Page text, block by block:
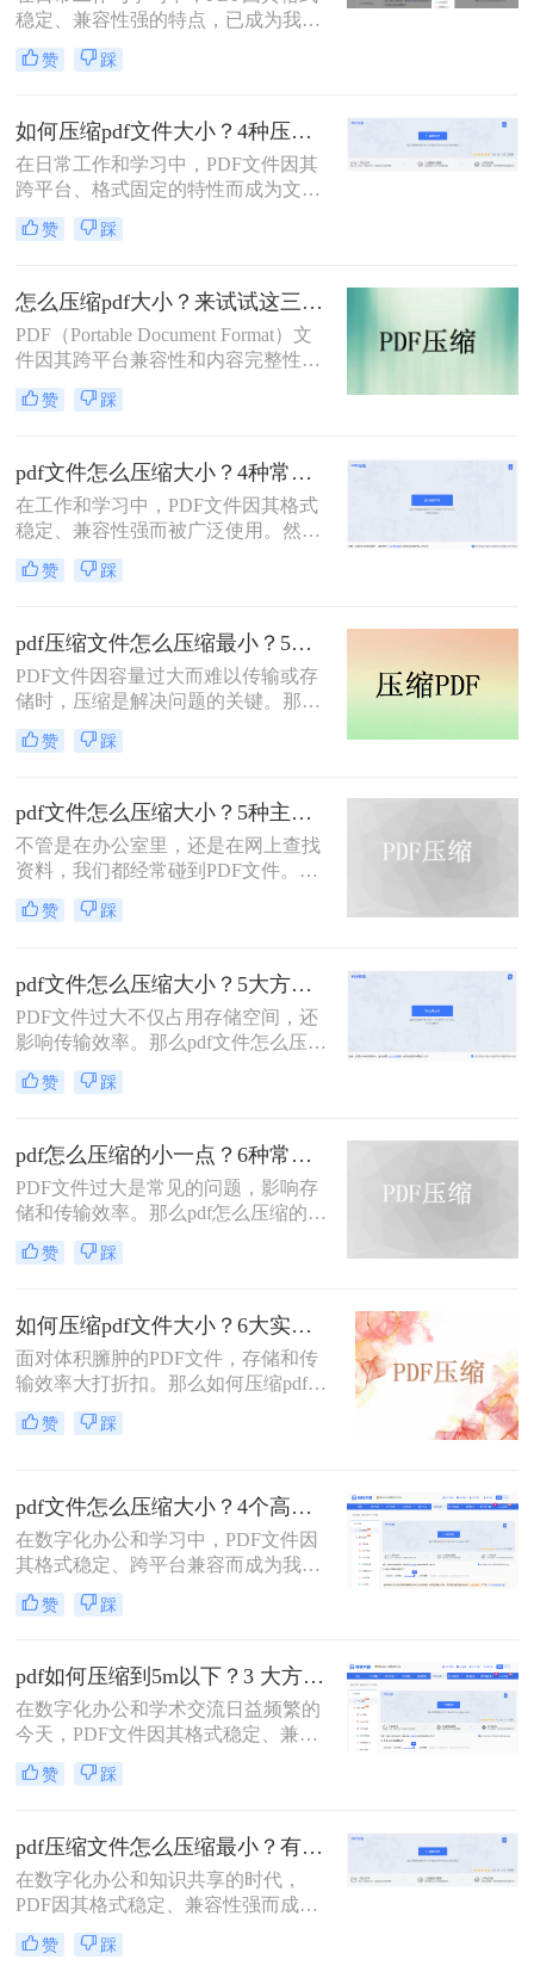
点，成为一项必备技能。
稳定、兼容性强的特点，已成为我们
分享文档、报告和论文的首选格式。
然而，过大的PDF文件常常会带来诸
度、占用大量存储空间，甚至可能超
出某些平台的上传限制。因此，掌握
怎么压缩pdf文件大小的技能显得至关
重要。
赞 踩
如何压缩pdf文件大小？4种压缩方法详解！
在日常工作和学习中，PDF文件因其
跨平台、格式固定的特性而成为文档
交换的首选格式。然而，过大的PDF
文件常常带来诸多不便，无论是通过
存储在有限的设备空间中，都会遇到
限制。因此，掌握如何压缩pdf文件大
小的技能显得至关重要。
赞 踩
怎么压缩pdf大小？来试试这三种压缩方式！
PDF（Portable Document Format）文
件因其跨平台兼容性和内容完整性而
广泛应用于各种场合。然而，随着
PDF文件中包含的图片、图表、字体
大，给存储和传输带来了不便。那么
怎么压缩pdf大小呢？为了解决这个问
题，本文将介绍三种压缩PDF大小的
方法。
赞 踩
pdf文件怎么压缩大小？4种常用压缩方法详解！
在工作和学习中，PDF文件因其格式
稳定、兼容性强而被广泛使用。然
而，PDF文件体积过大常会导致存储
空间不足、传输速度慢等问题。那么
4种常用的PDF压缩方法，帮助您快速
减小文件大小。
赞 踩
pdf压缩文件怎么压缩最小？5个常用方法全解析！
PDF文件因容量过大而难以传输或存
储时，压缩是解决问题的关键。那么
pdf压缩文件怎么压缩最小呢？本文将
介绍几种高效压缩PDF的方法，帮助
赞 踩
pdf文件怎么压缩大小？5种主流压缩方法分享！
不管是在办公室里，还是在网上查找
资料，我们都经常碰到PDF文件。在
工作中，发送邮件需要PDF文件格
式，但太大的PDF文件也是一个棘手
被限制为5M，否则就发送不了。若能
pdf文件怎么压缩大小，那就可轻松上
传。在今天，我们将分享两种简单的
pdf文件压缩方式。
赞 踩
pdf文件怎么压缩大小？5大方法深度解析与实操指南！
PDF文件过大不仅占用存储空间，还
影响传输效率。那么pdf文件怎么压缩
大小呢？本文将系统介绍5种主流压
缩方法，助你精准平衡文件体积与质
赞 踩
pdf怎么压缩的小一点？6种常用方案详解！
PDF文件过大是常见的问题，影响存
储和传输效率。那么pdf怎么压缩的小
一点呢？本文将详解6种主流压缩方
案，助你快速解决文件体积过大的困
赞 踩
如何压缩pdf文件大小？6大实用压缩方案深度解析！
面对体积臃肿的PDF文件，存储和传
输效率大打折扣。那么如何压缩pdf文
件大小呢？本文为您梳理6种主流压
缩方案，从原理到实操，助您轻松掌
赞 踩
pdf文件怎么压缩大小？4个高效传输与存储方法详解！
在数字化办公和学习中，PDF文件因
其格式稳定、跨平台兼容而成为我们
日常交流的首选格式。然而，过大的
PDF文件——无论是包含大量高分辨
书，还是设计精美的产品手册——都
会给邮件发送、云端存储和即时传输
带来诸多不便。幸运的是，通过一系
列高效的方法，我们可以显著减小
PDF文件的体积，而无需牺牲过多的
可读性。那么pdf文件怎么压缩大小
法，从在线工具到专业软件，从自动
优化到手动精调，助您轻松驾驭PDF
文件大小。
赞 踩
pdf如何压缩到5m以下？3 大方法手把手教，轻松过平台限制！
在数字化办公和学术交流日益频繁的
今天，PDF文件因其格式稳定、兼容
性强而成为我们传递信息的主要载
体。然而，一个棘手的问题常常困扰
电子邮件发送简历、在学术平台提交
论文，还是在微信等即时通讯工具中
分享资料，平台往往对附件大小有严
格限制，最常见的门槛就是5MB。一
个几十兆甚至上百兆的PDF文件，不
仅传输耗时，还可能直接导致发送失
赞 踩
pdf压缩文件怎么压缩最小？有效压缩方法终极指南！
在数字化办公和知识共享的时代，
PDF因其格式稳定、兼容性强而成为
文档传输的首选。然而，庞大的PDF
文件时常为我们带来困扰：邮箱附件
赞 踩